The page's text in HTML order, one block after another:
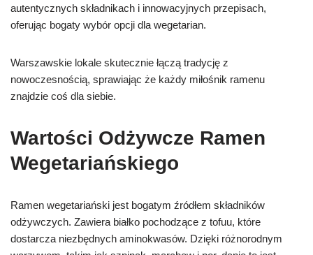
autentycznych składnikach i innowacyjnych przepisach,
oferując bogaty wybór opcji dla wegetarian.
Warszawskie lokale skutecznie łączą tradycję z
nowoczesnością, sprawiając że każdy miłośnik ramenu
znajdzie coś dla siebie.
Wartości Odżywcze Ramen
Wegetariańskiego
Ramen wegetariański jest bogatym źródłem składników
odżywczych. Zawiera białko pochodzące z tofuu, które
dostarcza niezbędnych aminokwasów. Dzięki różnorodnym